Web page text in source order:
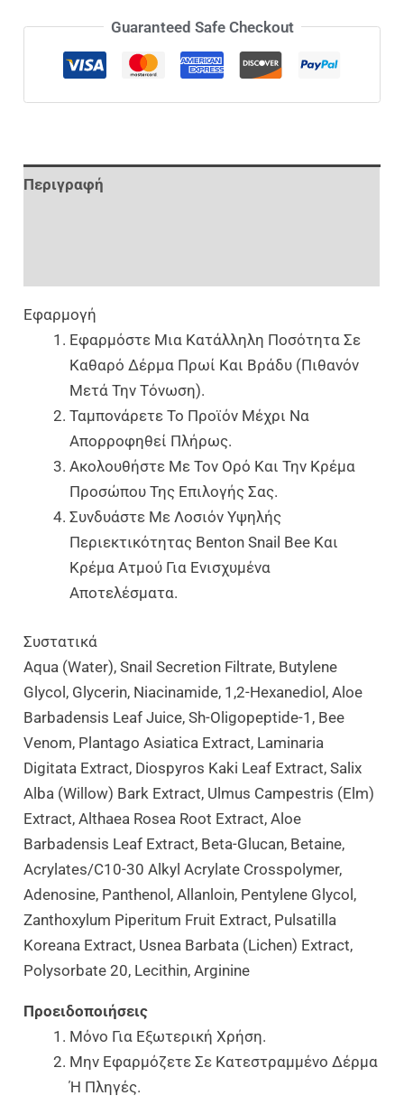
Guaranteed Safe Checkout
Περιγραφή
Εφαρμογή
Εφαρμόστε Μια Κατάλληλη Ποσότητα Σε
Καθαρό Δέρμα Πρωί Και Βράδυ (πιθανόν
Μετά Την Τόνωση).
Ταμπονάρετε Το Προϊόν Μέχρι Να
Απορροφηθεί Πλήρως.
Ακολουθήστε Με Τον Ορό Και Την Κρέμα
Προσώπου Της Επιλογής Σας.
Συνδυάστε Με Λοσιόν Υψηλής
Περιεκτικότητας Benton Snail Bee Και
Κρέμα Ατμού Για Ενισχυμένα
Αποτελέσματα.
Συστατικά
Aqua (water), Snail Secretion Filtrate, Butylene
Glycol, Glycerin, Niacinamide, 1,2-Hexanediol, Aloe
Barbadensis Leaf Juice, Sh-Oligopeptide-1, Bee
Venom, Plantago Asiatica Extract, Laminaria
Digitata Extract, Diospyros Kaki Leaf Extract, Salix
Alba (Willow) Bark Extract, Ulmus Campestris (elm)
Extract, Althaea Rosea Root Extract, Aloe
Barbadensis Leaf Extract, Beta-Glucan, Betaine,
Acrylates/C10-30 Alkyl Acrylate Crosspolymer,
Adenosine, Panthenol, Allanloin, Pentylene Glycol,
Zanthoxylum Piperitum Fruit Extract, Pulsatilla
Koreana Extract, Usnea Barbata (Lichen) Extract,
Polysorbate 20, Lecithin, Arginine
Προειδοποιήσεις
Μόνο Για Εξωτερική Χρήση.
Μην Εφαρμόζετε Σε Κατεστραμμένο Δέρμα
Ή Πληγές.